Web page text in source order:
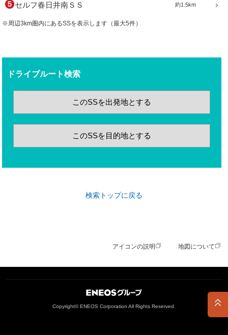
約1.5km
セルフ春日井南ＳＳ
※周辺3km圏内にあるSSを表示します（最大5件）
ドライブルート検索
このSSを出発地とする
このSSを目的地とする
検索トップに戻る
アイコンの説明 地図について
Copyright© ENEOS Corporation All Rights Reserved.